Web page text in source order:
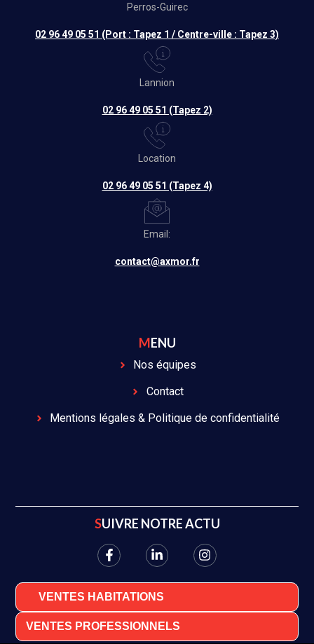
Perros-Guirec
02 96 49 05 51 (Port : Tapez 1 / Centre-ville : Tapez 3)
Lannion
02 96 49 05 51 (Tapez 2)
Location
02 96 49 05 51 (Tapez 4)
Email:
contact@axmor.fr
MENU
Nos équipes
Contact
Mentions légales & Politique de confidentialité
SUIVRE NOTRE ACTU
VENTES HABITATIONS
VENTES PROFESSIONNELS